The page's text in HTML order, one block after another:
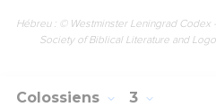
Hébreu : © Westminster Leningrad Codex
Society of Biblical Literature and
Colossiens 3